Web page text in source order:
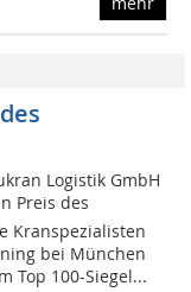
Logistik GmbH
Preis des
Kranspezialisten
bei München
Top 100-Siegel...